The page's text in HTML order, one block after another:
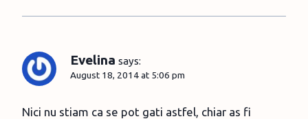
Evelina says:
August 18, 2014 at 5:06 pm
Nici nu stiam ca se pot gati astfel, chiar as fi